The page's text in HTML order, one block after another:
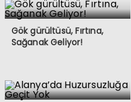
Gök gürültüsü, Fırtına,
Sağanak Geliyor!